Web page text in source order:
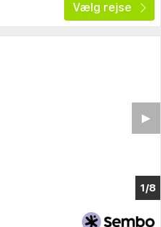
Vælg rejse